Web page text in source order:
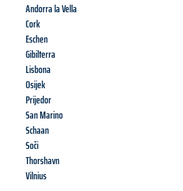
Andorra la Vella
Cork
Eschen
Gibilterra
Lisbona
Osijek
Prijedor
San Marino
Schaan
Soči
Thorshavn
Vilnius